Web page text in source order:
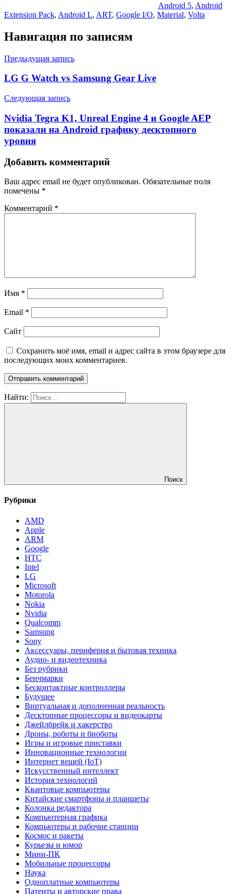
Android 5, Android
Extension Pack, Android L, ART, Google I/O, Material, Volta
Навигация по записям
Предыдущая запись
LG G Watch vs Samsung Gear Live
Следующая запись
Nvidia Tegra K1, Unreal Engine 4 и Google AEP
показали на Android графику десктопного
уровня
Добавить комментарий
Ваш адрес email не будет опубликован. Обязательные поля
помечены *
Комментарий *
Имя *
Email *
Сайт
Сохранить моё имя, email и адрес сайта в этом браузере для
последующих моих комментариев.
Найти:
Поиск
Рубрики
AMD
Apple
ARM
Google
HTC
Intel
LG
Microsoft
Motorola
Nokia
Nvidia
Qualcomm
Samsung
Sony
Аксессуары, периферия и бытовая техника
Аудио- и видеотехника
Без рубрики
Бенчмарки
Бесконтактные контроллеры
Будущее
Виртуальная и дополненная реальность
Десктопные процессоры и видеокарты
Джейлбрейк и хакерство
Дроны, роботы и биоботы
Игры и игровые приставки
Инновационные технологии
Интернет вещей (IoT)
Искусственный интеллект
История технологий
Квантовые компьютеры
Китайские смартфоны и планшеты
Колонка редактора
Компьютерная графика
Компьютеры и рабочие станции
Космос и ракеты
Курьезы и юмор
Мини-ПК
Мобильные процессоры
Наука
Одноплатные компьютеры
Патенты и авторские права